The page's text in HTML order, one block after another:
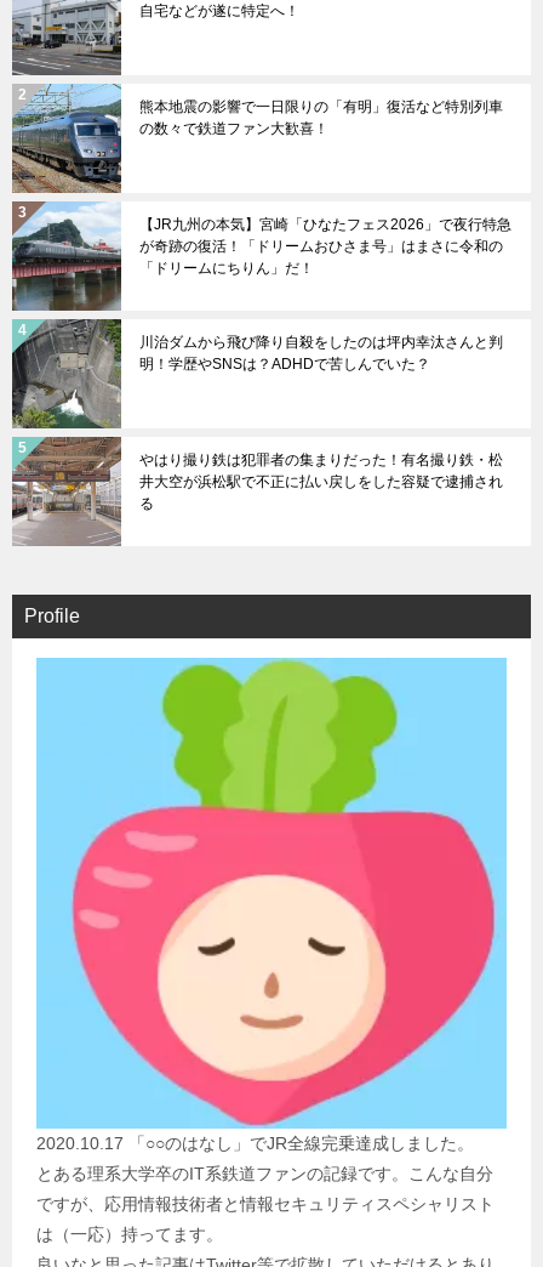
自宅などが遂に特定へ！
熊本地震の影響で一日限りの「有明」復活など特別列車
の数々で鉄道ファン大歓喜！
【JR九州の本気】宮崎「ひなたフェス2026」で夜行特急
が奇跡の復活！「ドリームおひさま号」はまさに令和の
「ドリームにちりん」だ！
川治ダムから飛び降り自殺をしたのは坪内幸汰さんと判
明！学歴やSNSは？ADHDで苦しんでいた？
やはり撮り鉄は犯罪者の集まりだった！有名撮り鉄・松
井大空が浜松駅で不正に払い戻しをした容疑で逮捕され
る
Profile
2020.10.17 「○○のはなし」でJR全線完乗達成しました。
とある理系大学卒のIT系鉄道ファンの記録です。こんな自分
ですが、応用情報技術者と情報セキュリティスペシャリスト
は（一応）持ってます。